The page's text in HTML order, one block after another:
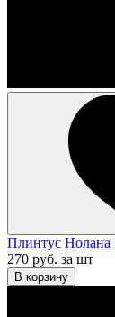
Плинтус
270 руб. за шт
В корзину